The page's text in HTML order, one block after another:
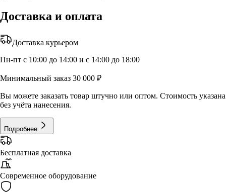
Доставка и оплата
Доставка курьером
Пн-пт с 10:00 до 14:00 и с 14:00 до 18:00
Минимальный заказ 30 000 ₽
Вы можете заказать товар штучно или оптом. Стоимость указана
без учёта нанесения.
Подробнее
Бесплатная доставка
Современное оборудование